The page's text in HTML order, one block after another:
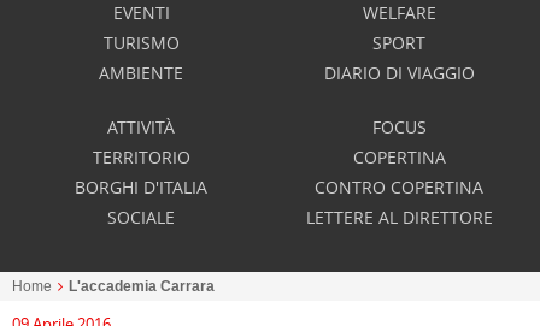
EVENTI
TURISMO
AMBIENTE
WELFARE
SPORT
DIARIO DI VIAGGIO
ATTIVITÀ
TERRITORIO
BORGHI D'ITALIA
SOCIALE
FOCUS
COPERTINA
CONTRO COPERTINA
LETTERE AL DIRETTORE
Home L'accademia Carrara